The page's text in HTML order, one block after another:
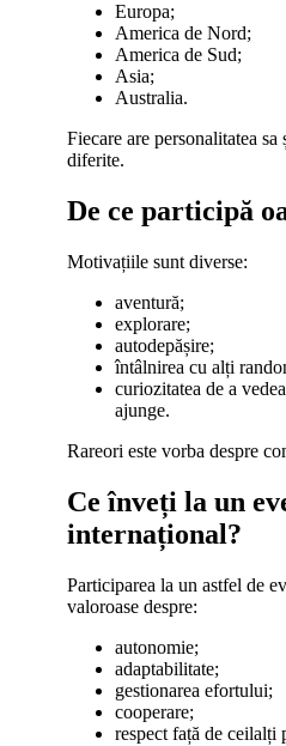
Europa;
America de Nord;
America de Sud;
Asia;
Australia.
Fiecare are personalitatea
diferite.
De ce participă
Motivațiile sunt diverse:
aventură;
explorare;
autodepășire;
întâlnirea cu alți
curiozitatea de a
ajunge.
Rareori este vorba despre
Ce înveți la un
internațional?
Participarea la un astfel de
valoroase despre:
autonomie;
adaptabilitate;
gestionarea efortului;
cooperare;
respect față de ceilalți